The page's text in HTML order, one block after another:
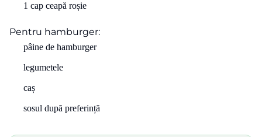
1 cap ceapă roșie
Pentru hamburger:
pâine de hamburger
legumetele
caș
sosul după preferință